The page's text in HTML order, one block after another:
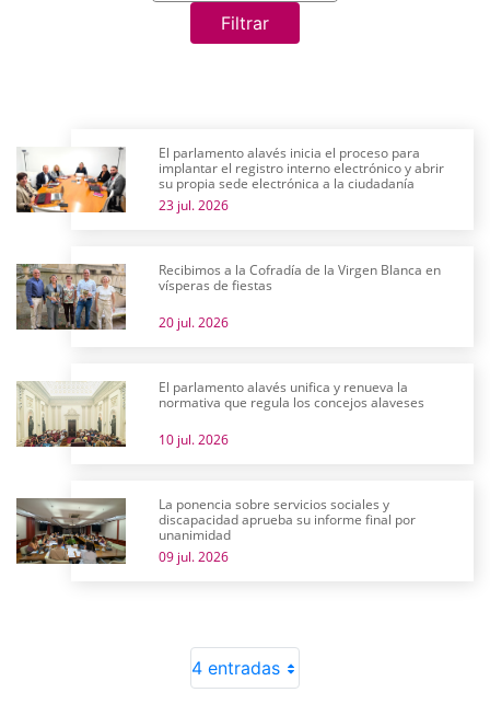
Filtrar
El parlamento alavés inicia el proceso para
implantar el registro interno electrónico y abrir
su propia sede electrónica a la ciudadanía
23 jul. 2026
Recibimos a la Cofradía de la Virgen Blanca en
vísperas de fiestas
20 jul. 2026
El parlamento alavés unifica y renueva la
normativa que regula los concejos alaveses
10 jul. 2026
La ponencia sobre servicios sociales y
discapacidad aprueba su informe final por
unanimidad
09 jul. 2026
4 entradas